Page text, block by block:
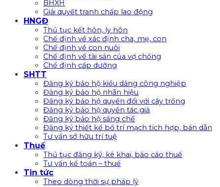
BHXH
Giải quyết tranh chấp lao động
HNGĐ
Thủ tục kết hôn, ly hôn
Chế định về xác định cha, mẹ, con
Chế định về con nuôi
Chế định về tài sản của vợ chồng
Chế định cấp dưỡng
SHTT
Đăng ký bảo hộ kiểu dáng công nghiệp
Đăng ký bảo hộ nhãn hiệu
Đăng ký bảo hộ quyền đối với cây trồng
Đăng ký bảo hộ quyền tác giả
Đăng ký bảo hộ sáng chế
Đăng ký thiết kế bố trí mạch tích hợp, bán dẫn
Tư vấn sở hữu trí tuệ
Thuế
Thủ tục đăng ký, kê khai, báo cáo thuế
Tư vấn kế toán – thuế
Tin tức
Theo dòng thời sự pháp lý